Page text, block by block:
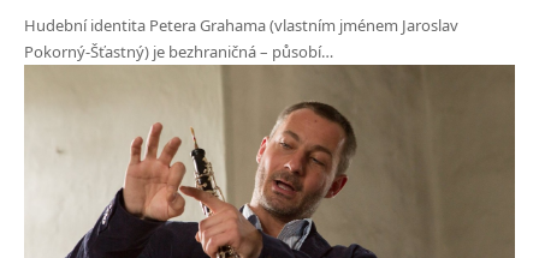
Hudební identita Petera Grahama (vlastním jménem Jaroslav
Pokorný-Šťastný) je bezhraničná – působí…